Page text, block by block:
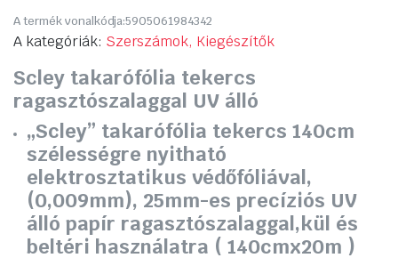
A termék vonalkódja:5905061984342
A kategóriák: Szerszámok, Kiegészítők
Scley takarófólia tekercs
ragasztószalaggal UV álló
„Scley” takarófólia tekercs 140cm
szélességre nyitható
elektrosztatikus védőfóliával,
(0,009mm), 25mm-es precíziós UV
álló papír ragasztószalaggal,kül és
beltéri használatra ( 140cmx20m )